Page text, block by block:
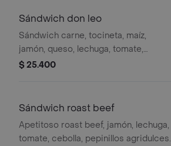
Sándwich don leo
Sándwich carne, tocineta, maíz,
jamón, queso, lechuga, tomate,
cebolla, pimentón, bbq, mostaza, ajo.
$ 25.400
Sándwich roast beef
Apetitoso roast beef, jamón, lechuga,
tomate, cebolla, pepinillos agridulces,